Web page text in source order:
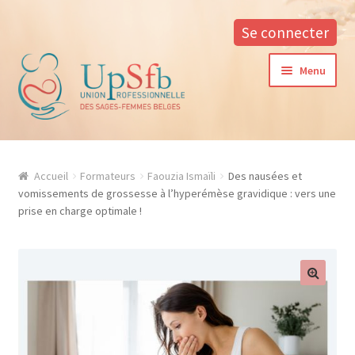
Se connecter
Aller
à
la
navigation
Aller
au
contenu
Menu
A propos
La formation continue à l’UPSfB
Conditions générales
Contacter notre responsable des formations
Accueil Formateurs Faouzia Ismaïli
Des nausées et
vomissements de grossesse à l’hyperémèse gravidique : vers une
prise en charge optimale !